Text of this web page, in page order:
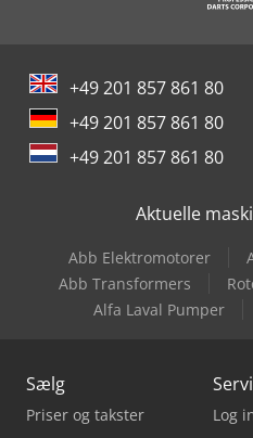
+49 201 857 861 80
+49 201 857 861 80
+49 201 857 861 80
Aktuelle
Abb Elektromotorer
Abb Transformers
Alfa Laval Pumper
Sælg
Priser og takster Log